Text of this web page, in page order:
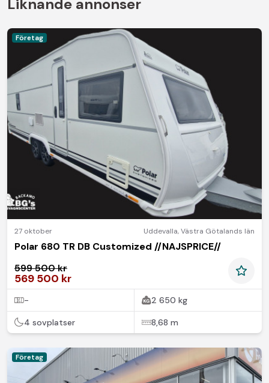
Företag
27 oktober Uddevalla,Västra Götalands län
Polar 680 TR DB Customized //NAJSPRICE//
599 500 kr
569 500 kr
- 2 650 kg
4 sovplatser 8,68 m
Företag